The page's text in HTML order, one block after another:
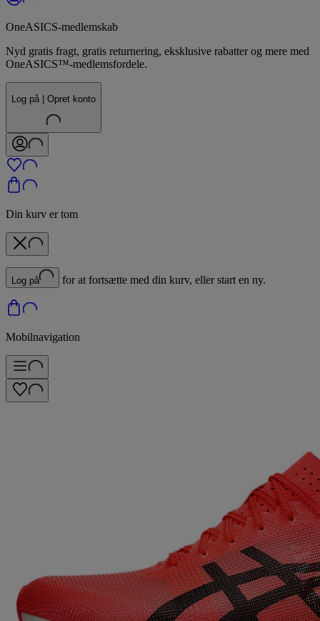
OneASICS-medlemskab
Nyd gratis fragt, gratis returnering, eksklusive rabatter og mere med
OneASICS™-medlemsfordele.
Log på | Opret konto
Din kurv er tom
Log på for at fortsætte med din kurv, eller start en ny.
Mobilnavigation